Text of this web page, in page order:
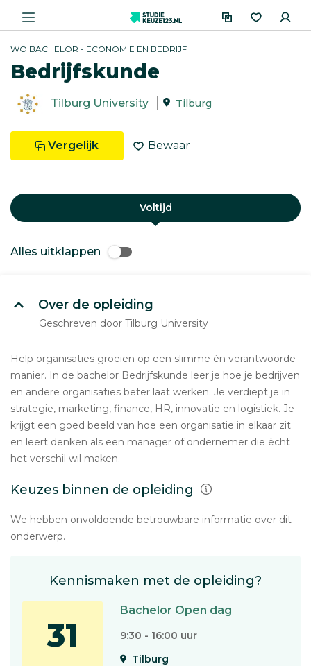
WO BACHELOR - ECONOMIE EN BEDRIJF
Bedrijfskunde
Tilburg University Tilburg
Vergelijk Bewaar
Voltijd
Alles uitklappen
Over de opleiding
Geschreven door Tilburg University
Help organisaties groeien op een slimme én verantwoorde
manier. In de bachelor Bedrijfskunde leer je hoe je bedrijven
en andere organisaties beter laat werken. Je verdiept je in
strategie, marketing, finance, HR, innovatie en logistiek. Je
krijgt een goed beeld van hoe een organisatie in elkaar zit
en leert denken als een manager of ondernemer die écht
het verschil wil maken.
Keuzes binnen de opleiding
We hebben onvoldoende betrouwbare informatie over dit
onderwerp.
Kennismaken met de opleiding?
31
Bachelor Open dag
9:30 - 16:00 uur
Tilburg